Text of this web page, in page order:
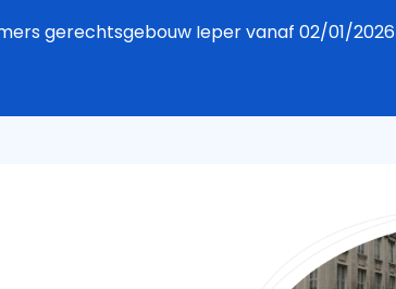
gerechtsgebouw Ieper vanaf 02/01/2026